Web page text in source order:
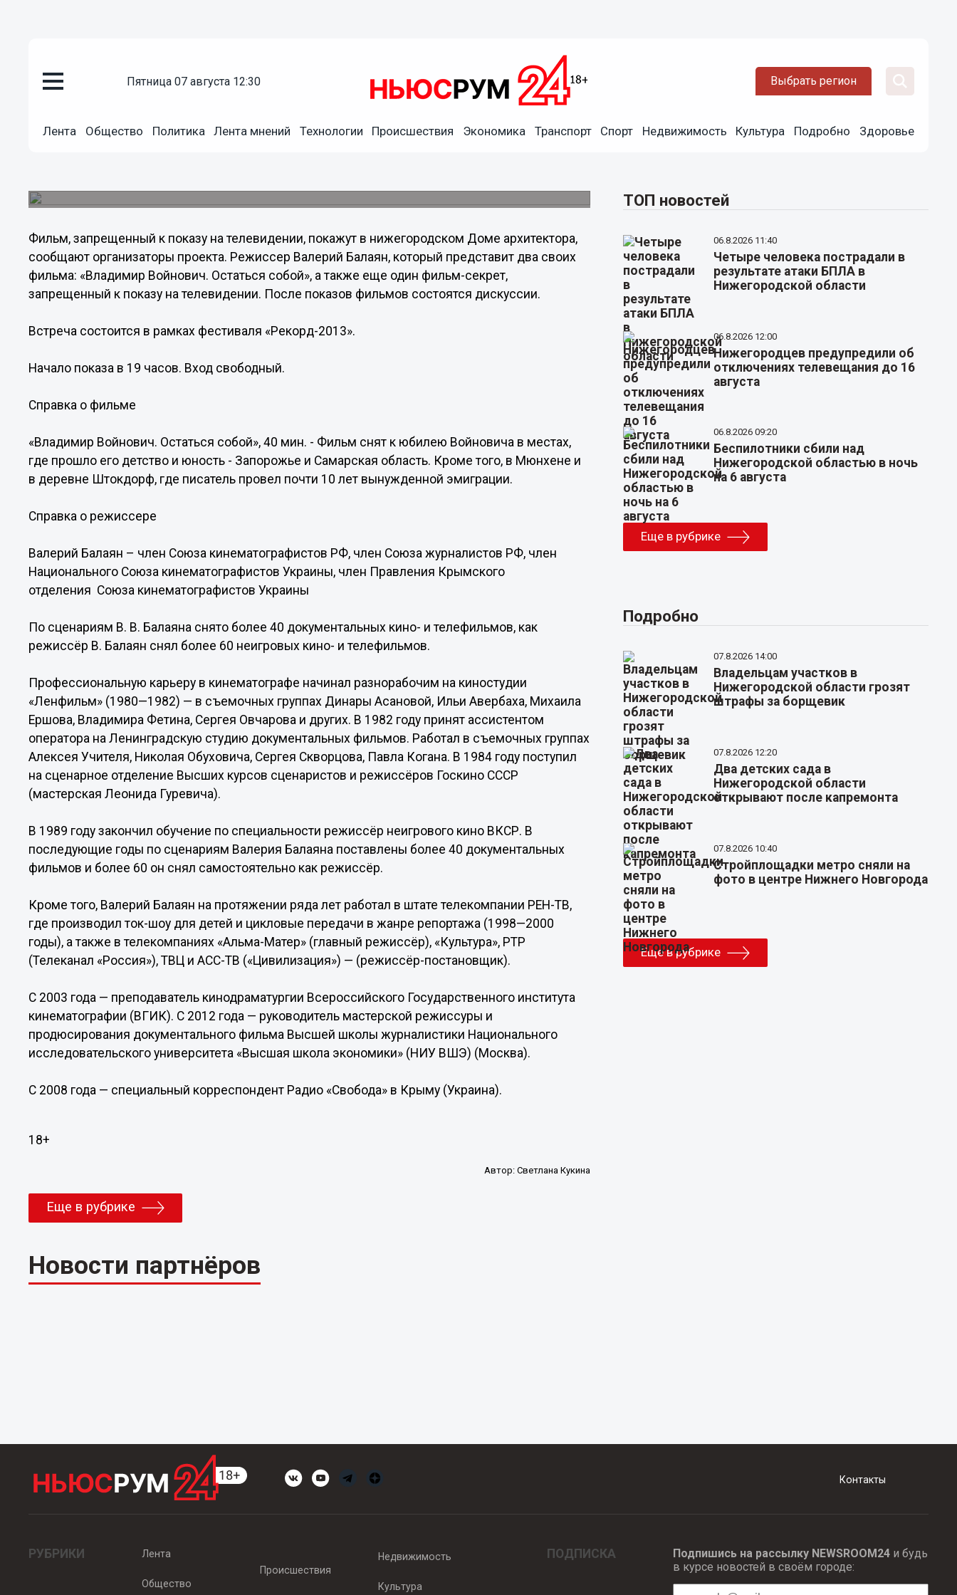
пятница 07 августа 12:30 Выбрать регион
Лента Общество Политика Лента мнений Технологии Происшествия Экономика Транспорт Спорт Недвижимость Культура Подробно Здоровье
Фильм, запрещенный к показу на телевидении, покажут в
Фильм, запрещенный к показу на телевидении, покажут в нижегородском Доме архитектора,
сообщают организаторы проекта. Режиссер Валерий Балаян, который представит два своих
фильма: «Владимир Войнович. Остаться собой», а также еще один фильм-секрет,
запрещенный к показу на телевидении. После показов фильмов состоятся дискуссии.
Встреча состоится в рамках фестиваля «Рекорд-2013».
Начало показа в 19 часов. Вход свободный.
Справка о фильме
«Владимир Войнович. Остаться собой», 40 мин. - Фильм снят к юбилею Войновича в местах,
где прошло его детство и юность - Запорожье и Самарская область. Кроме того, в Мюнхене и
в деревне Штокдорф, где писатель провел почти 10 лет вынужденной эмиграции.
Справка о режиссере
Валерий Балаян – член Союза кинематографистов РФ, член Союза журналистов РФ, член
Национального Союза кинематографистов Украины, член Правления Крымского
отделения Союза кинематографистов Украины
По сценариям В. В. Балаяна снято более 40 документальных кино- и телефильмов, как
режиссёр В. Балаян снял более 60 неигровых кино- и телефильмов.
Профессиональную карьеру в кинематографе начинал разнорабочим на киностудии
«Ленфильм» (1980—1982) — в съемочных группах Динары Асановой, Ильи Авербаха, Михаила
Ершова, Владимира Фетина, Сергея Овчарова и других. В 1982 году принят ассистентом
оператора на Ленинградскую студию документальных фильмов. Работал в съемочных группах
Алексея Учителя, Николая Обуховича, Сергея Скворцова, Павла Когана. В 1984 году поступил
на сценарное отделение Высших курсов сценаристов и режиссёров Госкино СССР
(мастерская Леонида Гуревича).
В 1989 году закончил обучение по специальности режиссёр неигрового кино ВКСР. В
последующие годы по сценариям Валерия Балаяна поставлены более 40 документальных
фильмов и более 60 он снял самостоятельно как режиссёр.
Кроме того, Валерий Балаян на протяжении ряда лет работал в штате телекомпании РЕН-ТВ,
где производил ток-шоу для детей и цикловые передачи в жанре репортажа (1998—2000
годы), а также в телекомпаниях «Альма-Матер» (главный режиссёр), «Культура», РТР
(Телеканал «Россия»), ТВЦ и АСС-ТВ («Цивилизация») — (режиссёр-постановщик).
С 2003 года — преподаватель кинодраматургии Всероссийского Государственного института
кинематографии (ВГИК). С 2012 года — руководитель мастерской режиссуры и
продюсирования документального фильма Высшей школы журналистики Национального
исследовательского университета «Высшая школа экономики» (НИУ ВШЭ) (Москва).
C 2008 года — специальный корреспондент Радио «Свобода» в Крыму (Украина).
18+
Автор: Светлана Кукина
Еще в рубрике
Новости партнёров
ТОП новостей
06.8.2026 11:40
Четыре человека пострадали в
результате атаки БПЛА в
Нижегородской области
06.8.2026 12:00
Нижегородцев предупредили об
отключениях телевещания до 16
августа
06.8.2026 09:20
Беспилотники сбили над
Нижегородской областью в ночь
на 6 августа
Еще в рубрике
Подробно
07.8.2026 14:00
Владельцам участков в
Нижегородской области грозят
штрафы за борщевик
07.8.2026 12:20
Два детских сада в
Нижегородской области
открывают после капремонта
07.8.2026 10:40
Стройплощадки метро сняли на
фото в центре Нижнего Новгорода
Еще в рубрике
Контакты
РУБРИКИ Лента
Общество
Происшествия
Недвижимость
Культура
ПОДПИСКА Подпишись на рассылку NEWSROOM24и будь
в курсе новостей в своём городе: